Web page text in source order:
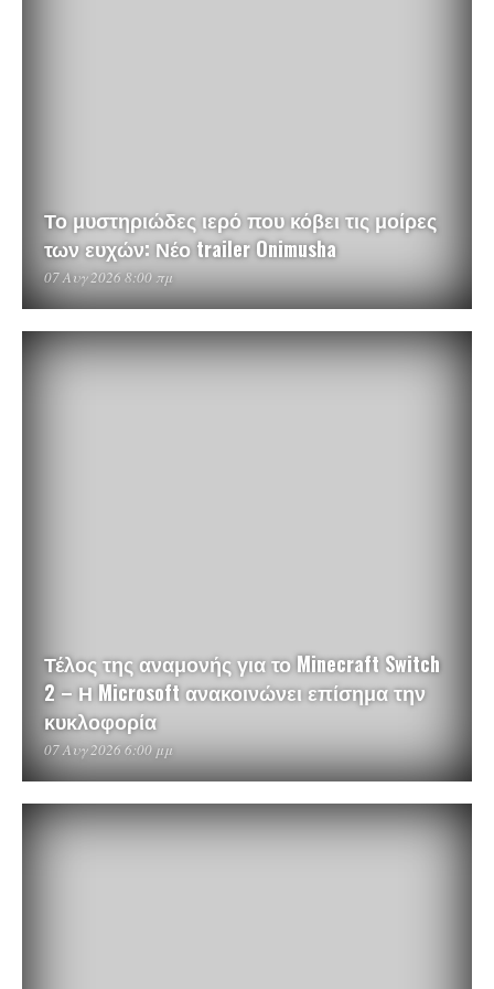
Το μυστηριώδες ιερό που κόβει τις μοίρες
των ευχών: Νέο trailer Onimusha
07 Αυγ 2026 8:00 πμ
Τέλος της αναμονής για το Minecraft Switch
2 – Η Microsoft ανακοινώνει επίσημα την
κυκλοφορία
07 Αυγ 2026 6:00 μμ